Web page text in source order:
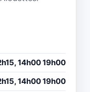
14h00 19h00
14h00 19h00